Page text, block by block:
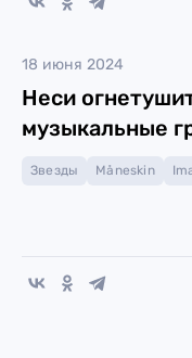
18 июня 2024
Неси
музыкальные
Звезды Måneskin